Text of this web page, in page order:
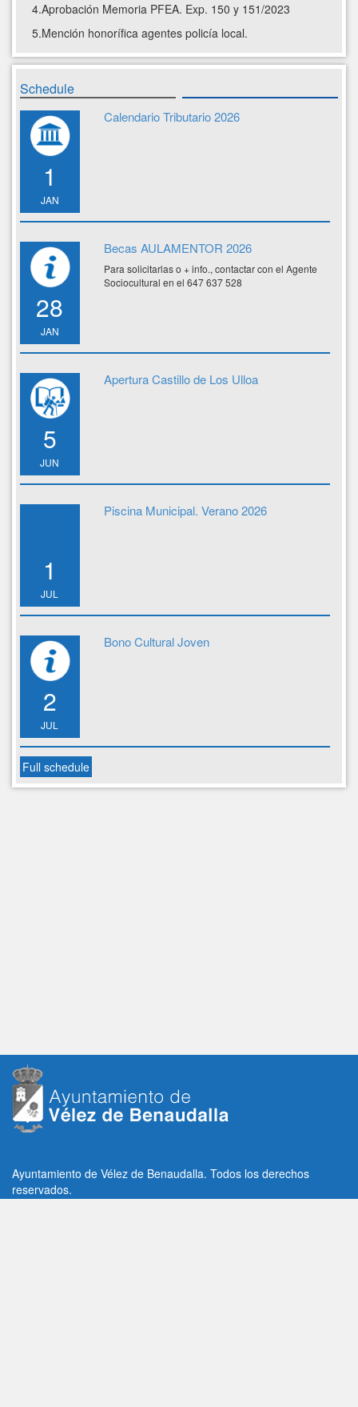
4.Aprobación Memoria PFEA. Exp. 150 y 151/2023
5.Mención honorífica agentes policía local.
Schedule
1
JAN
Calendario Tributario 2026
28
JAN
Becas AULAMENTOR 2026
Para solicitarlas o + info., contactar con el Agente
Sociocultural en el 647 637 528
5
JUN
Apertura Castillo de Los Ulloa
1
JUL
Piscina Municipal. Verano 2026
2
JUL
Bono Cultural Joven
Full schedule
Ayuntamiento de Vélez de Benaudalla. Todos los derechos
reservados.